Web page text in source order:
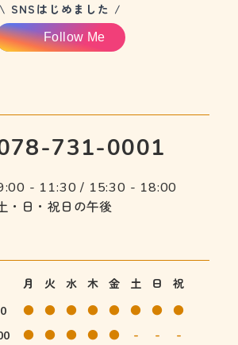
\ SNSはじめました /
Follow Me
731-0001
- 11:30 / 15:30 - 18:00
・日・祝日の午後
月 火 水 木 金 土 日 祝
● ● ● ● ● ● ● ●
● ● ● ● ● - - -